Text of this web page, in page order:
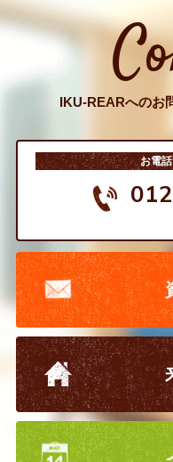
IKU-REARへのお
お電